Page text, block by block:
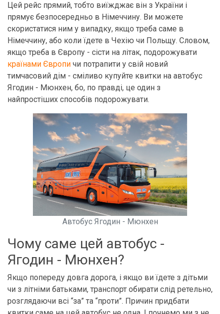
Цей рейс прямий, тобто виїжджає він з України і
прямує безпосередньо в Німеччину. Ви можете
скористатися ним у випадку, якщо треба саме в
Німеччину, або коли їдете в Чехію чи Польщу. Словом,
якщо треба в Європу - сісти на літак, подорожувати
країнами Європи чи потрапити у свій новий
тимчасовий дім - сміливо купуйте квитки на автобус
Ягодин - Мюнхен, бо, по правді, це один з
найпростіших способів подорожувати.
Автобус Ягодин - Мюнхен
Чому саме цей автобус -
Ягодин - Мюнхен?
Якщо попереду довга дорога, і якщо ви їдете з дітьми
чи з літніми батьками, транспорт обирати слід ретельно,
розглядаючи всі “за” та “проти”. Причин придбати